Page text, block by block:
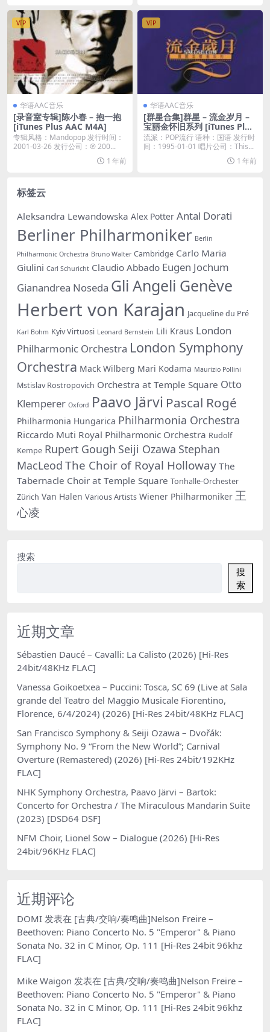
VIP
华语AAC音乐
[录音室专辑]陈小春 – 抱一抱
[iTunes Plus AAC M4A]
专辑风格：Mandopop 发行时间：
2001-03-26 发行公司：℗ 200...
1 年前
VIP
华语AAC音乐
[群星合集]群星 – 流金岁月 –
宝丽金怀旧系列 [iTunes Plus
M4A]
流派：POP流行 语种：国语 发行时
间：1995-01-01 唱片公司：This...
1 年前
标签云
Aleksandra Lewandowska Alex Potter Antal Dorati
Berliner Philharmoniker Berlin
Philharmonic Orchestra Bruno Walter Cambridge Carlo Maria
Giulini Carl Schuricht Claudio Abbado Eugen Jochum
Gianandrea Noseda Gli Angeli Genève
Herbert von Karajan Jacqueline du Pré
Karl Bohm Kyiv Virtuosi Leonard Bernstein Lili Kraus London
Philharmonic Orchestra London Symphony
Orchestra Mack Wilberg Mari Kodama Maurizio Pollini
Mstislav Rostropovich Orchestra at Temple Square Otto
Klemperer Oxford Paavo Järvi Pascal Rogé
Philharmonia Hungarica Philharmonia Orchestra
Riccardo Muti Royal Philharmonic Orchestra Rudolf
Kempe Rupert Gough Seiji Ozawa Stephan
MacLeod The Choir of Royal Holloway The
Tabernacle Choir at Temple Square Tonhalle-Orchester
Zürich Van Halen Various Artists Wiener Philharmoniker 王
心凌
搜索
搜
索
近期文章
Sébastien Daucé – Cavalli: La Calisto (2026) [Hi-Res
24bit/48KHz FLAC]
Vanessa Goikoetxea – Puccini: Tosca, SC 69 (Live at Sala
grande del Teatro del Maggio Musicale Fiorentino,
Florence, 6/4/2024) (2026) [Hi-Res 24bit/48KHz FLAC]
San Francisco Symphony & Seiji Ozawa – Dvořák:
Symphony No. 9 “From the New World”; Carnival
Overture (Remastered) (2026) [Hi-Res 24bit/192KHz
FLAC]
NHK Symphony Orchestra, Paavo Järvi – Bartok:
Concerto for Orchestra / The Miraculous Mandarin Suite
(2023) [DSD64 DSF]
NFM Choir, Lionel Sow – Dialogue (2026) [Hi-Res
24bit/96KHz FLAC]
近期评论
DOMI 发表在 [古典/交响/奏鸣曲]Nelson Freire –
Beethoven: Piano Concerto No. 5 "Emperor" & Piano
Sonata No. 32 in C Minor, Op. 111 [Hi-Res 24bit 96khz
FLAC]
Mike Waigon 发表在 [古典/交响/奏鸣曲]Nelson Freire –
Beethoven: Piano Concerto No. 5 "Emperor" & Piano
Sonata No. 32 in C Minor, Op. 111 [Hi-Res 24bit 96khz
FLAC]